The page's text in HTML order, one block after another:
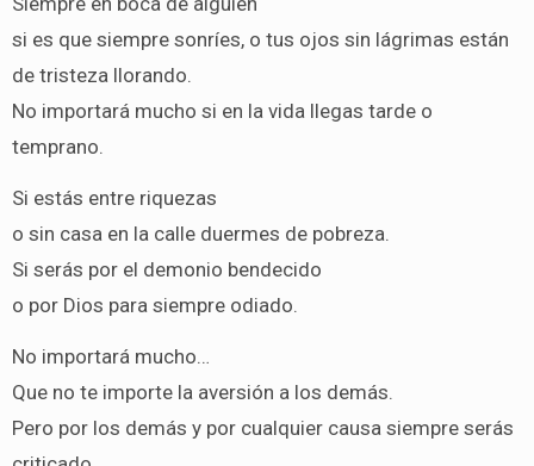
si es que siempre sonríes, o tus ojos sin lágrimas están
de tristeza llorando.
No importará mucho si en la vida llegas tarde o
temprano.
Si estás entre riquezas
o sin casa en la calle duermes de pobreza.
Si serás por el demonio bendecido
o por Dios para siempre odiado.
No importará mucho…
Que no te importe la aversión a los demás.
Pero por los demás y por cualquier causa siempre serás